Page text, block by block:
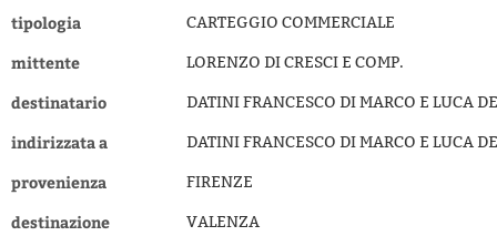
tipologia CARTEGGIO COMMERCIALE
mittente LORENZO DI CRESCI E COMP.
destinatario DATINI FRANCESCO DI MARCO E LUCA
indirizzata a DATINI FRANCESCO DI MARCO E LUCA
provenienza FIRENZE
destinazione VALENZA